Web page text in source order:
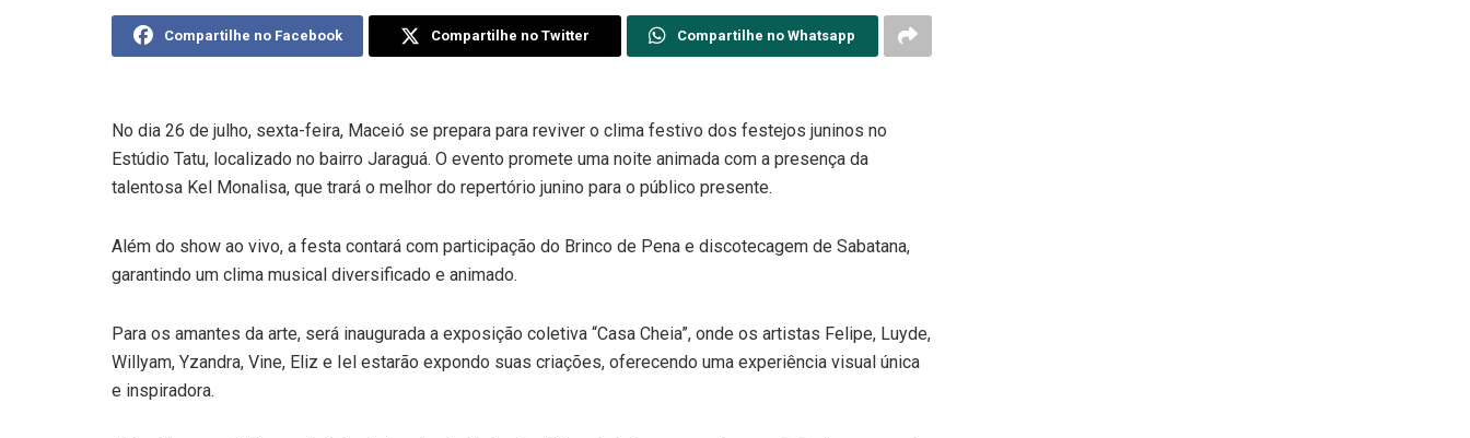
Compartilhe no Facebook Compartilhe no Twitter Compartilhe no Whatsapp
No dia 26 de julho, sexta-feira, Maceió se prepara para reviver o clima festivo dos festejos juninos no
Estúdio Tatu, localizado no bairro Jaraguá. O evento promete uma noite animada com a presença da
talentosa Kel Monalisa, que trará o melhor do repertório junino para o público presente.
Além do show ao vivo, a festa contará com participação do Brinco de Pena e discotecagem de Sabatana,
garantindo um clima musical diversificado e animado.
Para os amantes da arte, será inaugurada a exposição coletiva “Casa Cheia”, onde os artistas Felipe, Luyde,
Willyam, Yzandra, Vine, Eliz e Iel estarão expondo suas criações, oferecendo uma experiência visual única
e inspiradora.